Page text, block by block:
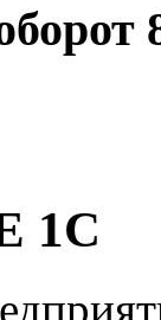
1С